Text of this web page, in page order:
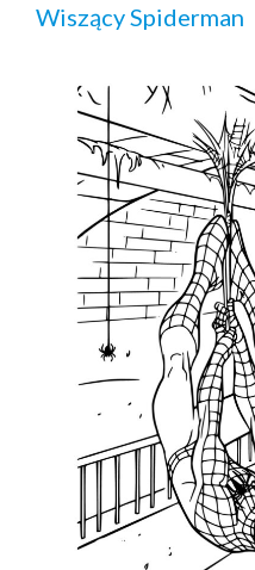
Wiszący Spiderman